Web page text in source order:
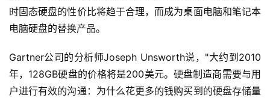
时固态硬盘的性价比将趋于合理，而成为桌面电脑和笔记本
电脑硬盘的替换产品。
Gartner公司的分析师Joseph Unsworth说，"大约到2010
年，128GB硬盘的价格将是200美元。硬盘制造商需要与用
户进行有效的沟通：为什么花更多的钱购买到的硬盘存储量